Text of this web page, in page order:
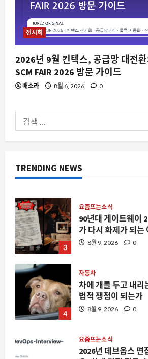
전시회
2026년 9월 킨텍스, 공급망 대전
SCM FAIR 2026 방문 가이드
배소라 8월 6, 2026 0
색:
TRENDING NEWS
5
2026년 데브옵스 면
8월 9, 2026 0
자동차
폭스바겐의 새로운
다, ID. ERA 5X SUV
2
3
90년대 게이트웨이
가 다시 화제가 되는
8월 9, 2026 0
4
차에 개를 두고 내리
법적 쟁점이 되는가
8월 9, 2026 0
2026년 데브옵스 면
유, 실제 면접 질문